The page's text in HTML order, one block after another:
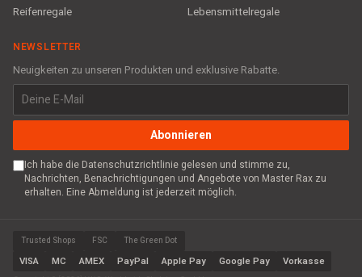
Reifenregale
Lebensmittelregale
NEWSLETTER
Neuigkeiten zu unseren Produkten und exklusive Rabatte.
Abonnieren
Ich habe die Datenschutzrichtlinie gelesen und stimme zu,
Nachrichten, Benachrichtigungen und Angebote von Master Rax zu
erhalten. Eine Abmeldung ist jederzeit möglich.
Trusted Shops FSC The Green Dot
VISA MC AMEX PayPal Apple Pay Google Pay Vorkasse